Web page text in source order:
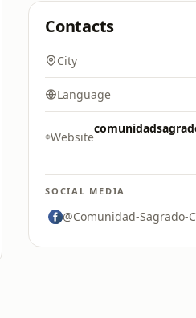
Contacts
City
Language
Website
SOCIAL MEDIA